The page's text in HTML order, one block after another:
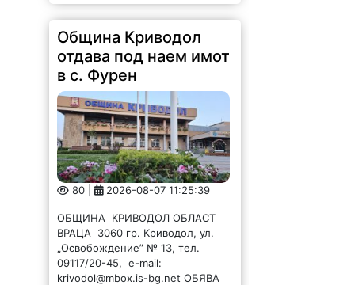
Община Криводол
отдава под наем имот
в с. Фурен
80 | 2026-08-07 11:25:39
ОБЩИНА КРИВОДОЛ ОБЛАСТ
ВРАЦА 3060 гр. Криводол, ул.
„Освобождение” № 13, тел.
09117/20-45, e-mail:
krivodol@mbox.is-bg.net ОБЯВА